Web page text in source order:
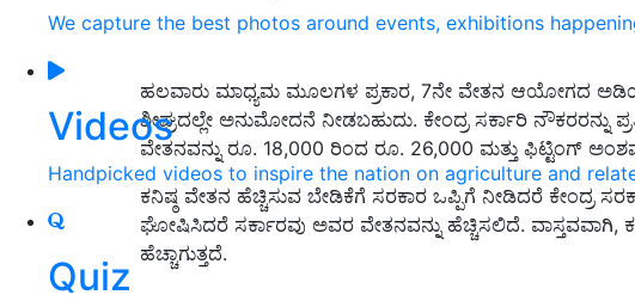
We capture the best photos around events, exhibitions
Videos
Handpicked videos to inspire the nation on agriculture and
Quiz
ಹಲವಾರು ಮಾಧ್ಯಮ ಮೂಲಗಳ ಪ್ರಕಾರ, 7ನೇ ವೇತನ ಆಯೋಗದ
ಶೀಘ್ರದಲ್ಲೇ ಅನುಮೋದನೆ ನೀಡಬಹುದು. ಕೇಂದ್ರ ಸರ್ಕಾರಿ ನೌಕರರನ್ನು
ವೇತನವನ್ನು ರೂ. 18,000 ರಿಂದ ರೂ. 26,000 ಮತ್ತು ಫಿಟ್ಟಿಂಗ್
ಕನಿಷ್ಠ ವೇತನ ಹೆಚ್ಚಿಸುವ ಬೇಡಿಕೆಗೆ ಸರಕಾರ ಒಪ್ಪಿಗೆ ನೀಡಿದರೆ ಕೇಂದ್ರ
ಘೋಷಿಸಿದರೆ ಸರ್ಕಾರವು ಅವರ ವೇತನವನ್ನು ಹೆಚ್ಚಿಸಲಿದೆ. ವಾಸ್ತವವಾಗಿ,
ಹೆಚ್ಚಾಗುತ್ತದೆ.